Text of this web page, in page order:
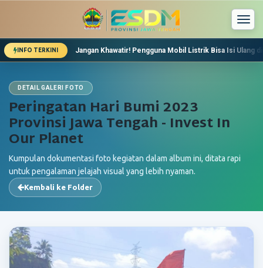
INFO TERKINI Jangan Khawatir! Pengguna Mobil Listrik Bisa Isi Ulang
DETAIL GALERI FOTO
Peringatan Hari Bumi 2023
Provinsi Jawa Tengah - Invest In
Our Planet
Kumpulan dokumentasi foto kegiatan dalam album ini, ditata rapi
untuk pengalaman jelajah visual yang lebih nyaman.
Kembali ke Folder